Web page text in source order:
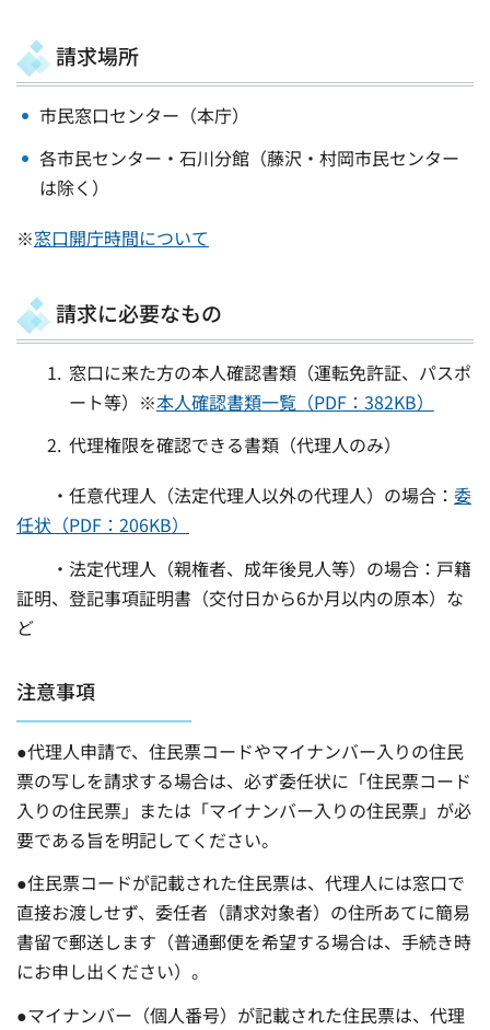
請求場所
市民窓口センター（本庁）
各市民センター・石川分館（藤沢・村岡市民センター
は除く）
※窓口開庁時間について
請求に必要なもの
窓口に来た方の本人確認書類（運転免許証、パスポ
ート等）※本人確認書類一覧（PDF：382KB）
代理権限を確認できる書類（代理人のみ）
・任意代理人（法定代理人以外の代理人）の場合： 委
任状（PDF：206KB）
・法定代理人（親権者、成年後見人等）の場合：戸籍
証明、登記事項証明書（交付日から6か月以内の原本）な
ど
注意事項
●代理人申請で、住民票コードやマイナンバー入りの住民
票の写しを請求する場合は、必ず委任状に「住民票コード
入りの住民票」または「マイナンバー入りの住民票」が必
要である旨を明記してください。
●住民票コードが記載された住民票は、代理人には窓口で
直接お渡しせず、委任者（請求対象者）の住所あてに簡易
書留で郵送します（普通郵便を希望する場合は、手続き時
にお申し出ください）。
●マイナンバー（個人番号）が記載された住民票は、代理